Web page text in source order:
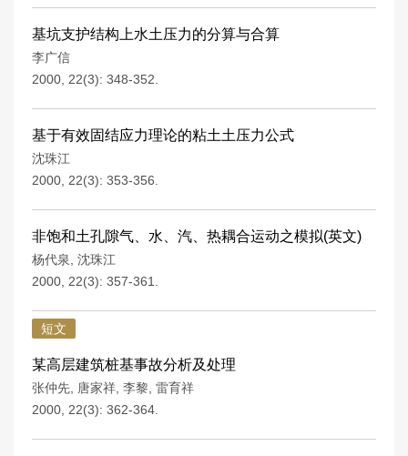
基坑支护结构上水土压力的分算与合算
李广信
2000, 22(3): 348-352.
基于有效固结应力理论的粘土土压力公式
沈珠江
2000, 22(3): 353-356.
非饱和土孔隙气、水、汽、热耦合运动之模拟(英文)
杨代泉
沈珠江
2000, 22(3): 357-361.
短文
某高层建筑桩基事故分析及处理
张仲先 唐家祥 李黎 雷育祥
2000, 22(3): 362-364.